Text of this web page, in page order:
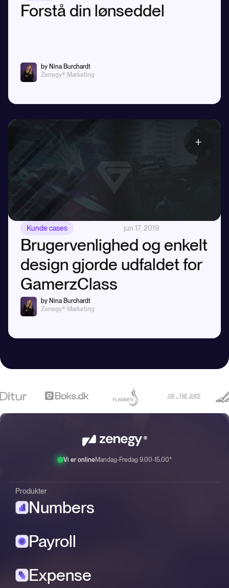
Forstå din lønseddel
by Nina Burchardt
Zenegy® Marketing
Kunde cases jun 17, 2019
Brugervenlighed og enkelt
design gjorde udfaldet for
GamerzClass
by Nina Burchardt
Zenegy® Marketing
Vi er onlineMandag-Fredag 9.00-15.00*
Produkter
Numbers
Payroll
Expense